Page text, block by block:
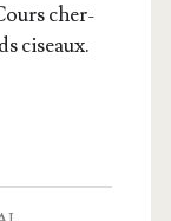
cher­
ciseaux.